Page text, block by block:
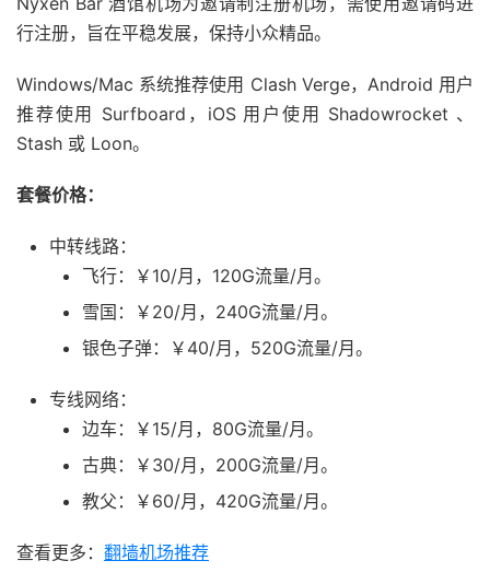
行注册，旨在平稳发展，保持小众精品。
Windows/Mac 系统推荐使用 Clash Verge，Android 用户
推荐使用 Surfboard，iOS 用户使用 Shadowrocket 、
Stash 或 Loon。
套餐价格：
中转线路：
飞行：￥10/月，120G流量/月。
雪国：￥20/月，240G流量/月。
银色子弹：￥40/月，520G流量/月。
专线网络：
边车：￥15/月，80G流量/月。
古典：￥30/月，200G流量/月。
教父：￥60/月，420G流量/月。
查看更多： 翻墙机场推荐